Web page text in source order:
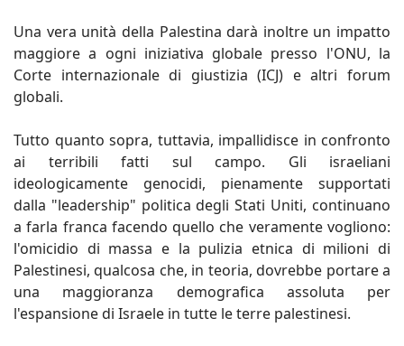
Una vera unità della Palestina darà inoltre un impatto
maggiore a ogni iniziativa globale presso l'ONU, la
Corte internazionale di giustizia (ICJ) e altri forum
globali.
Tutto quanto sopra, tuttavia, impallidisce in confronto
ai terribili fatti sul campo. Gli israeliani
ideologicamente genocidi, pienamente supportati
dalla "leadership" politica degli Stati Uniti, continuano
a farla franca facendo quello che veramente vogliono:
l'omicidio di massa e la pulizia etnica di milioni di
Palestinesi, qualcosa che, in teoria, dovrebbe portare a
una maggioranza demografica assoluta per
l'espansione di Israele in tutte le terre palestinesi.